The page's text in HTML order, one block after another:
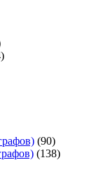
(90)
(138)